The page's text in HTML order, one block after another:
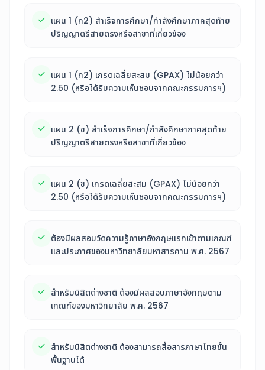
แผน 1 (ก2) สำเร็จการศึกษา/กำลังศึกษาภาคสุดท้าย
ปริญญาตรีสายตรงหรือสาขาที่เกี่ยวข้อง
แผน 1 (ก2) เกรดเฉลี่ยสะสม (GPAX) ไม่น้อยกว่า
2.50 (หรือได้รับความเห็นชอบจากคณะกรรมการฯ)
แผน 2 (ข) สำเร็จการศึกษา/กำลังศึกษาภาคสุดท้าย
ปริญญาตรีสายตรงหรือสาขาที่เกี่ยวข้อง
แผน 2 (ข) เกรดเฉลี่ยสะสม (GPAX) ไม่น้อยกว่า
2.50 (หรือได้รับความเห็นชอบจากคณะกรรมการฯ)
ต้องมีผลสอบวัดความรู้ภาษาอังกฤษแรกเข้าตามเกณฑ์
และประกาศของมหาวิทยาลัยมหาสารคาม พ.ศ. 2567
สำหรับนิสิตต่างชาติ ต้องมีผลสอบภาษาอังกฤษตาม
เกณฑ์ของมหาวิทยาลัย พ.ศ. 2567
สำหรับนิสิตต่างชาติ ต้องสามารถสื่อสารภาษาไทยขั้น
พื้นฐานได้